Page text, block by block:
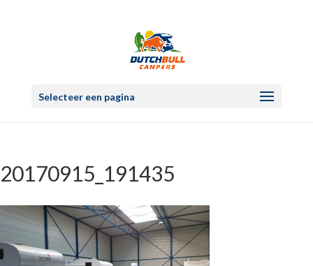
Selecteer een pagina
20170915_191435